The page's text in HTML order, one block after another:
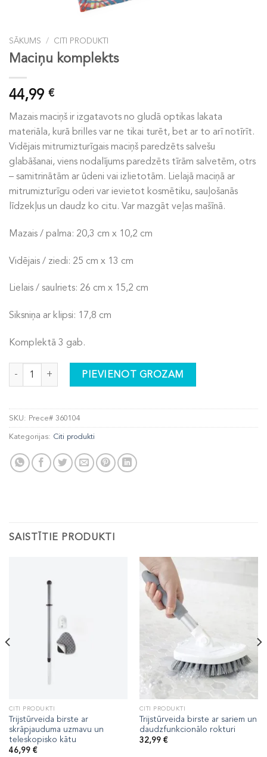
SĀKUMS / CITI PRODUKTI
Maciņu komplekts
44,99 €
Mazais maciņš ir izgatavots no gludā optikas lakata
materiāla, kurā brilles var ne tikai turēt, bet ar to arīnotīrīt.
Vidējais mitrumizturīgais maciņš paredzēts salvešu
glabāšanai, viens nodalījums paredzēts tīrām salvetēm, otrs
– samitrinātām ar ūdeni vai izlietotām. Lielajā maciņā ar
mitrumizturīgu oderi var ievietot kosmētiku, sauļošanās
līdzekļus un daudz ko citu. Var mazgāt veļas mašīnā.
Mazais / palma: 20,3 cm x 10,2 cm
Vidējais / ziedi: 25 cm x 13 cm
Lielais / saulriets: 26 cm x 15,2 cm
Siksniņa ar klipsi: 17,8 cm
Komplektā 3 gab.
Maciņu komplekts daudzumsPIEVIENOT GROZAM
SKU: Prece# 360104
Kategorijas: Citi produkti
SAISTĪTIE PRODUKTI
CITI PRODUKTI
Trijstūrveida birste ar
skrāpjauduma uzmavu un
teleskopisko kātu
46,99 €
CITI PRODUKTI
Trijstūrveida birste ar sariem un
daudzfunkcionālo rokturi
32,99 €